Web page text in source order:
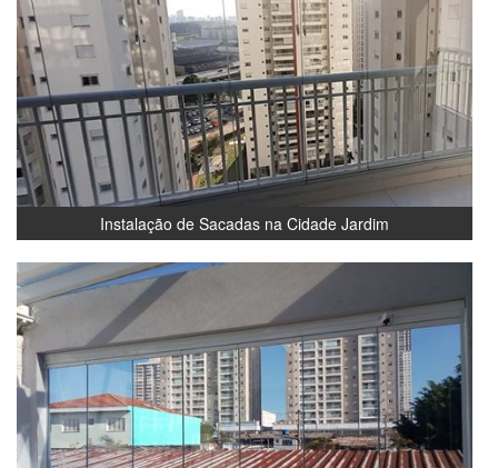
Instalação de Sacadas na Cidade Jardim